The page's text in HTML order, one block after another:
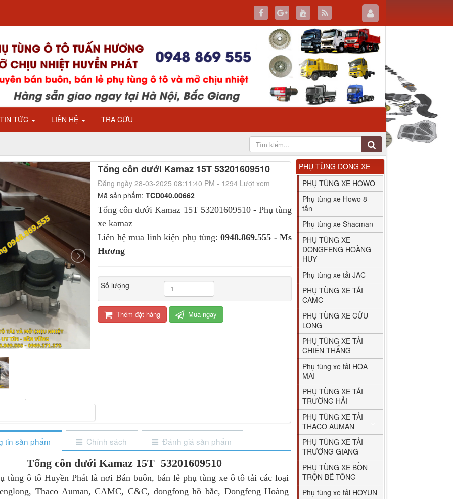
TIN TỨC LIÊN HỆ TRA CỨU
Tổng côn dưới Kamaz 15T 53201609510
Đăng ngày 28-03-2025 08:11:40 PM - 1294 Lượt xem
Mã sản phẩm: TCD040.00662
Tổng côn dưới Kamaz 15T 53201609510 - Phụ tùng
xe kamaz
Liên hệ mua linh kiện phụ tùng:0948.869.555 - Ms
Hương
Số lượng
Thêm đặt hàng Mua ngay
tin sản phẩm Chính sách Đánh giá sản phẩm
Tổng côn dưới Kamaz 15T 53201609510
tùng ô tô Huyền Phát là nơi Bán buôn, bán lẻ phụ tùng xe ô tô tải các loại
Thaco Auman, CAMC, C&C, dongfong hồ bắc, Dongfeng Hoàng
PHỤ TÙNG DÒNG XE
PHỤ TÙNG XE HOWO
Phụ tùng xe Howo 8
tấn
Phụ tùng xe Shacman
PHỤ TÙNG XE
DONGFENG HOÀNG
HUY
Phụ tùng xe tải JAC
PHỤ TÙNG XE TẢI
CAMC
PHỤ TÙNG XE CỬU
LONG
PHỤ TÙNG XE TẢI
CHIẾN THẮNG
Phụ tùng xe tải HOA
MAI
PHỤ TÙNG XE TẢI
TRƯỜNG HẢI
PHỤ TÙNG XE TẢI
THACO AUMAN
PHỤ TÙNG XE TẢI
TRƯỜNG GIANG
PHỤ TÙNG XE BỒN
TRỘN BÊ TÔNG
Phụ tùng xe tải HOYUN